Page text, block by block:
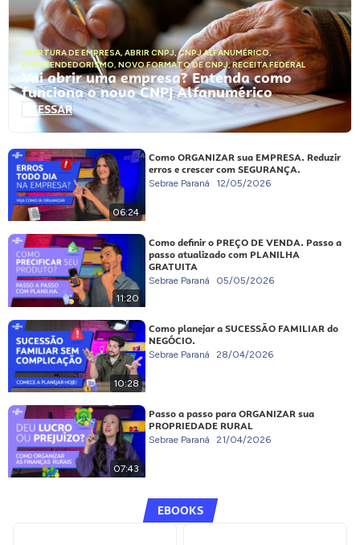
ABERTURA DE EMPRESA, ABRIR CNPJ,CNPJ ALFANUMÉRICO,
EMPREENDEDORISMO, NOVO FORMATO DE CNPJ,RECEITA FEDERAL
Vai abrir uma empresa? Entenda como
funciona o novo CNPJ Alfanumérico
ACESSAR
06:24
Como ORGANIZAR sua EMPRESA. Reduzir
erros e crescer com SEGURANÇA.
Sebrae Paraná 12/05/2026
11:20
Como definir o PREÇO DE VENDA. Passo a
passo atualizado com PLANILHA
GRATUITA
Sebrae Paraná 05/05/2026
10:28
Como planejar a SUCESSÃO FAMILIAR do
NEGÓCIO.
Sebrae Paraná 28/04/2026
07:43
Passo a passo para ORGANIZAR sua
PROPRIEDADE RURAL
Sebrae Paraná 21/04/2026
EBOOKS